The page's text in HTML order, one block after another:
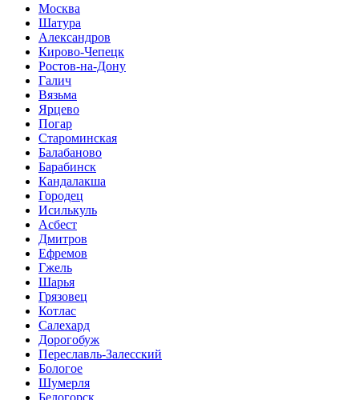
Москва
Шатура
Александров
Кирово-Чепецк
Ростов-на-Дону
Галич
Вязьма
Ярцево
Погар
Староминская
Балабаново
Барабинск
Кандалакша
Городец
Исилькуль
Асбест
Дмитров
Ефремов
Гжель
Шарья
Грязовец
Котлас
Салехард
Дорогобуж
Переславль-Залесский
Бологое
Шумерля
Белогорск